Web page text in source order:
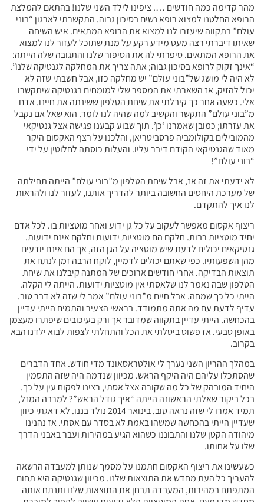
מהר קדימה כמה חודשים …. ציפינו לילד השני שלנו! בהתאם להמלצת
הרופא החלטנו למצוא רופא נשים בסיכון גבוה. התקשרתי לארגון “בוני
עולם” בתקווה שיעזרו לנו למצוא את הרופא המתאים. איש השיחה
שאיתו דיברתי רצה מעט מידע רקע על מנת שתוכל לעזור לנו למצוא
את הרופא המתאים. סיפרתי לה את הסיפור שלנו והתגובה שלה הייתה:
“אינך זקוק לרופא בסיכון גבוה; אתה צריך את המחלקה לגנטיקה שלנו”.
לא היה לי מושג של”בוני עולם” יש מחלקה כזו, אבל חשבתי שזה לא
יכול להזיק, אז השארתי את המספר שלי למומחים בגנטיקה שיתקשרו
אלי. כשעה אחר כך קיבלתי את שיחת הטלפון ששינתה את חיינו. אדם
מ”בוני עולם” התקשר והקשיב למה שהיה לנו לומר. הוא שאל אם נקבל
את עזרתו; כמובן שאמרנו ‘כן’. תוך שבוע קבענו פגישה אצל גנטיקאי
מהמובילים בקולומביה פרסביטריאן, והלכנו על רצף האקסום היקר
מאוד שהגנטיקאי הקודם דיבר עליו. והעלות כוסתה לחלוטין על ידי
“בוני עולם”!
לא ידעתי את זה אז, אבל שיחת הטלפון מ”בוני עולם” הייתה תחילתה
של מערכת היחסים החשובה ביותר להדריך אותנו, לעזור לנו ולהראות
לנו איך להתקדם.
ריצוף אקסום מאפשר לעקוב על כל גן ידוע ואחר מוטציות בו. לכל אדם
יחיד מוטציות רבות. חלקם הם מוטציות ידועות וחלקם אינם ידועות.
גנטיקאים יכולים לדעת שיש מוטציה על הגן הזה, אך הם אינם יודעים
מהן השפעותיו. כפי שאתם יכולים לדמיין, לוקח הרבה זמן לנתח את
תוצאות הבדיקה. אחרי חודשים ארוכים של המתנה קיבלנו את שיחת
הטלפון שבה נאמר לנו שלאסתי אין מוטציות ידועות. הייתה לי הקלה.
הייתי כל כך שמחה. אבל חיים מ”בוני עולם” אמר לי שזה לא דבר טוב.
עדיף לדעת עם מה אתה מתמודד. בראשי הצעיר והתמים הייתי עדיין
בהכחשה. הייתי עדיין בתקווה שמדובר אך ורק בעיכובים שיפתרו מעצמן
באופן טבעי. אז פשוט ביטלתי את הכל והתחלתי לצפות לבוא ילדנו הבא
בקרוב.
במהלך ההריון השני נערך לי אולטראסאונד מדי חודש. אחד הדברים
שהסתכלו עליהם היה היקף הראש. מכיוון שנדמה היה שזה התסמין
היחיד המובהק של כל מה שקורה אצל אסתי, רצינו לפקוח עין על כך.
בכל ביקור שאלתי הראשונה הייתה “איך גודל הראש”? למרבה המזל,
תמיד אמרו לי שזה נראה טוב. בינואר 2014 נולד בננו. לא דאגתי כיוון
שעדיין הייתי בהכחשה שמשהו באמת לא בסדר עם אסתי. אז נהנינו
מיהודה הקטן שלנו והתבוננו כשהוא הגיע במהירות ועבר באבני הדרך
שלו על אחותו.
כשעשינו את ריצוף האקסום חתמנו על מסמך שנותן למעבדה הרשאה
להעריך כל העת מחדש את התוצאות שלנו. מכיוון שגנטיקה היא תחום
המתפתח במהירות, המעבדה תבחן את התוצאות שלנו ותנתח אותה